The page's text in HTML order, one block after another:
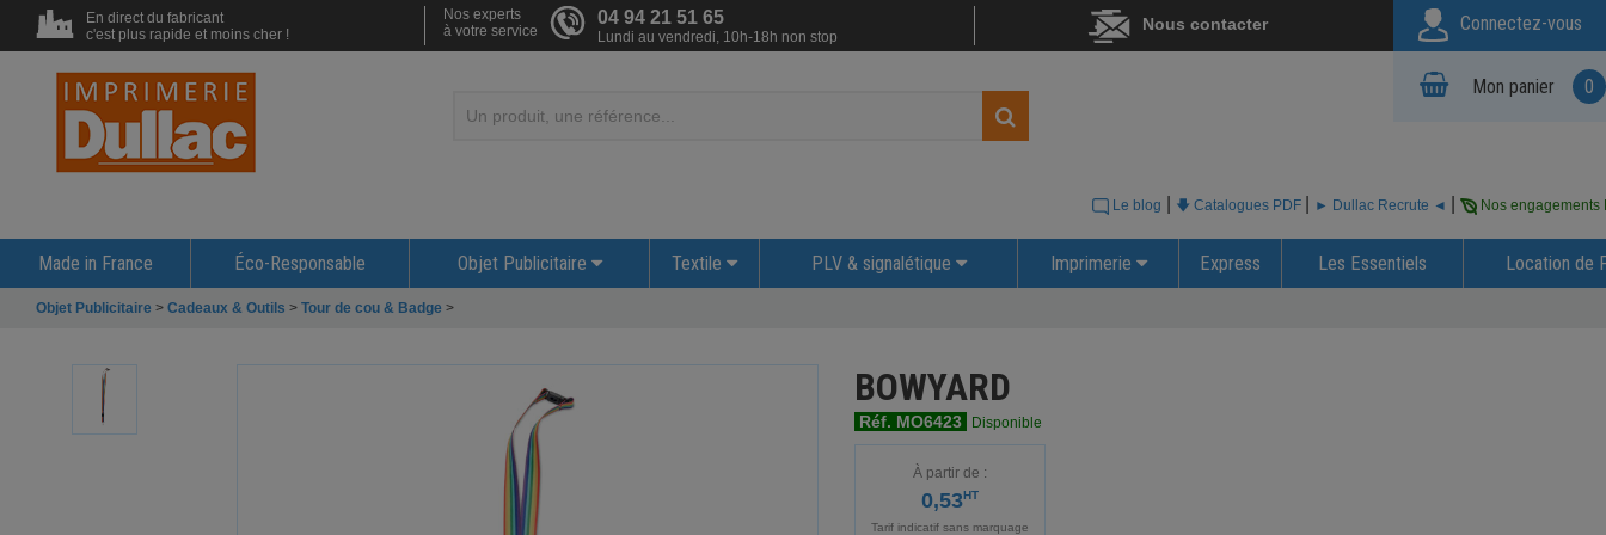
En direct du fabricant
c'est plus rapide et moins cher !
Nos experts
à votre service
04 94 21 51 65
Lundi au vendredi, 10h-18h non stop
Nous contacter Connectez-vous
Mon panier 0
Le blog 🡇 Catalogues PDF ► Dullac Recrute ◄ Nos engagements
Made in France Éco-Responsable Objet Publicitaire Textile PLV & signalétique Imprimerie Express Les Essentiels Location de
Objet Publicitaire > Cadeaux & Outils > Tour de cou & Badge >
BOWYARD
Réf. MO6423 Disponible
À partir de :
0,53HT
Tarif indicatif sans marquage